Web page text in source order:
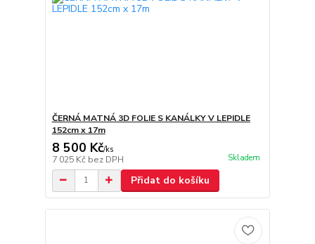
ČERNÁ MATNÁ 3D FOLIE S KANÁLKY V LEPIDLE
152cm x 17m
8 500 Kč/ks
7 025 Kč bez DPH Skladem
Přidat do košíku